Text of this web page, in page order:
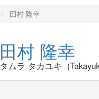
田村 隆幸
田村 隆幸
タムラ タカユキ